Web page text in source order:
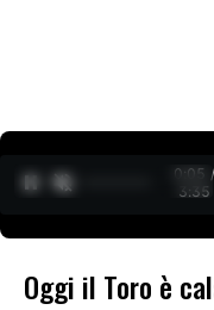
0:05 /
3:35
Oggi il Toro è